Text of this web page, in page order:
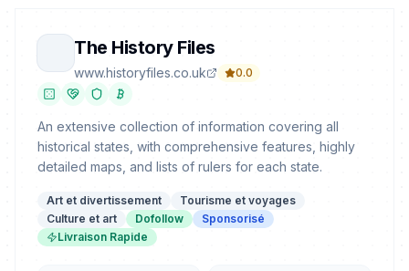
The History Files
www.historyfiles.co.uk 0.0
An extensive collection of information covering all
historical states, with comprehensive features, highly
detailed maps, and lists of rulers for each state.
Art et divertissement
Tourisme et voyages
Culture et art
Dofollow
Sponsorisé
Livraison Rapide